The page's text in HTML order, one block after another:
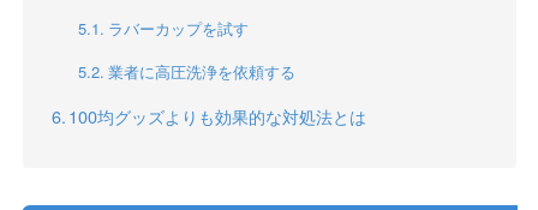
ラバーカップを試す
業者に高圧洗浄を依頼する
100均グッズよりも効果的な対処法とは